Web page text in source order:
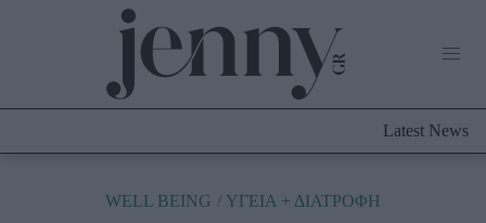
Culture
Latest News
WELL BEING ΥΓΕΙΑ + ΔΙΑΤΡΟΦΗ